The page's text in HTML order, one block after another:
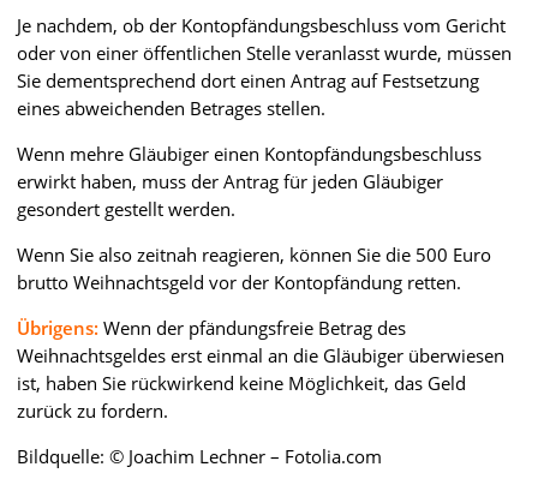
Je nachdem, ob der Kontopfändungsbeschluss vom Gericht
oder von einer öffentlichen Stelle veranlasst wurde, müssen
Sie dementsprechend dort einen Antrag auf Festsetzung
eines abweichenden Betrages stellen.
Wenn mehre Gläubiger einen Kontopfändungsbeschluss
erwirkt haben, muss der Antrag für jeden Gläubiger
gesondert gestellt werden.
Wenn Sie also zeitnah reagieren, können Sie die 500 Euro
brutto Weihnachtsgeld vor der Kontopfändung retten.
Übrigens: Wenn der pfändungsfreie Betrag des
Weihnachtsgeldes erst einmal an die Gläubiger überwiesen
ist, haben Sie rückwirkend keine Möglichkeit, das Geld
zurück zu fordern.
Bildquelle: © Joachim Lechner – Fotolia.com